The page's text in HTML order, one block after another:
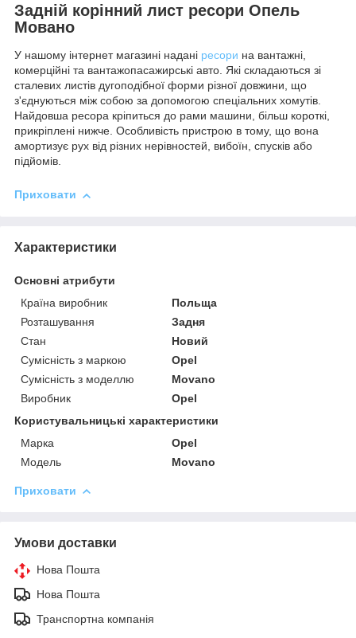
Задній корінний лист ресори Опель
Мовано
У нашому інтернет магазині надані ресори на вантажні,
комерційні та вантажопасажирські авто. Які складаються зі
сталевих листів дугоподібної форми різної довжини, що
з'єднуються між собою за допомогою спеціальних хомутів.
Найдовша ресора кріпиться до рами машини, більш короткі,
прикріплені нижче. Особливість пристрою в тому, що вона
амортизує рух від різних нерівностей, вибоїн, спусків або
підйомів.
Приховати
Характеристики
Основні атрибути
Країна виробник
Польща
Розташування
Задня
Стан
Новий
Сумісність з маркою
Opel
Сумісність з моделлю
Movano
Виробник
Opel
Користувальницькі характеристики
Марка
Opel
Модель
Movano
Приховати
Умови доставки
Нова Пошта
Нова Пошта
Транспортна компанія